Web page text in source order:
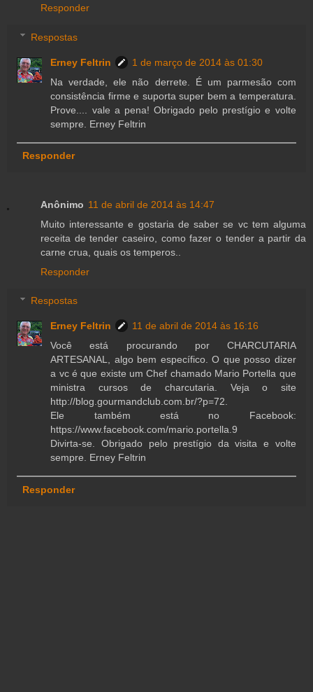
Responder
Respostas
Erney Feltrin
1 de março de 2014 às 01:30
Na verdade, ele não derrete. É um parmesão com
consistência firme e suporta super bem a temperatura.
Prove.... vale a pena! Obrigado pelo prestígio e volte
sempre. Erney Feltrin
Responder
Anônimo 11 de abril de 2014 às 14:47
Muito interessante e gostaria de saber se vc tem alguma
receita de tender caseiro, como fazer o tender a partir da
carne crua, quais os temperos..
Responder
Respostas
Erney Feltrin
11 de abril de 2014 às 16:16
Você está procurando por CHARCUTARIA
ARTESANAL, algo bem específico. O que posso dizer
a vc é que existe um Chef chamado Mario Portella que
ministra cursos de charcutaria. Veja o site
http://blog.gourmandclub.com.br/?p=72.
Ele também está no Facebook:
https://www.facebook.com/mario.portella.9
Divirta-se. Obrigado pelo prestígio da visita e volte
sempre. Erney Feltrin
Responder